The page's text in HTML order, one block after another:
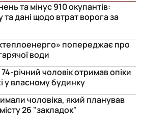
та мінус 910 окупантів:
дані щодо втрат ворога за
попереджає про
води
річний чоловік отримав опіки
у власному будинку
чоловіка, який планував
26 "закладок"